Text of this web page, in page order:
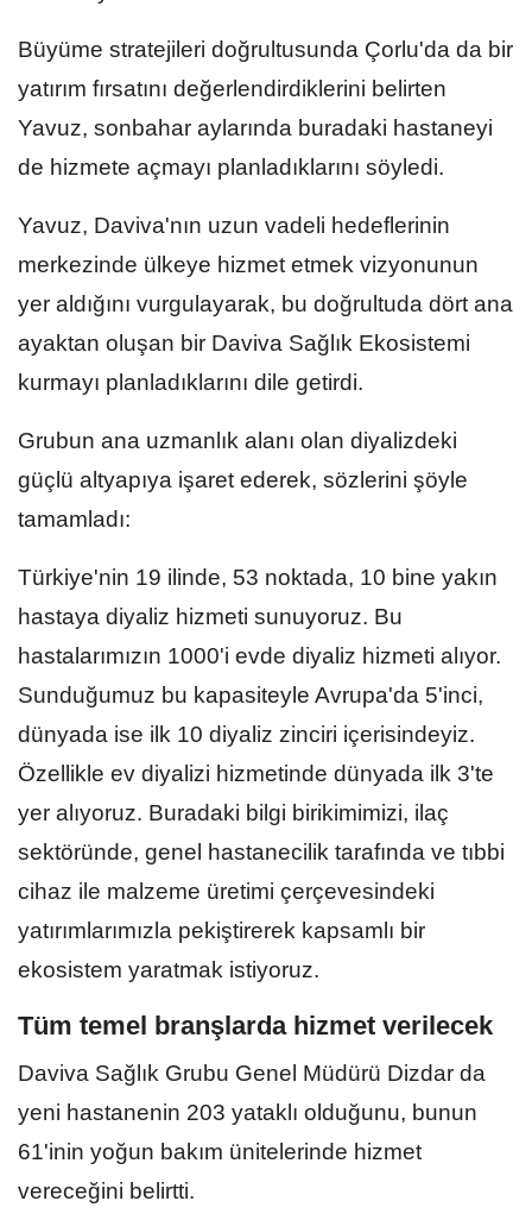
Büyüme stratejileri doğrultusunda Çorlu'da da bir
yatırım fırsatını değerlendirdiklerini belirten
Yavuz, sonbahar aylarında buradaki hastaneyi
de hizmete açmayı planladıklarını söyledi.
Yavuz, Daviva'nın uzun vadeli hedeflerinin
merkezinde ülkeye hizmet etmek vizyonunun
yer aldığını vurgulayarak, bu doğrultuda dört ana
ayaktan oluşan bir Daviva Sağlık Ekosistemi
kurmayı planladıklarını dile getirdi.
Grubun ana uzmanlık alanı olan diyalizdeki
güçlü altyapıya işaret ederek, sözlerini şöyle
tamamladı:
Türkiye'nin 19 ilinde, 53 noktada, 10 bine yakın
hastaya diyaliz hizmeti sunuyoruz. Bu
hastalarımızın 1000'i evde diyaliz hizmeti alıyor.
Sunduğumuz bu kapasiteyle Avrupa'da 5'inci,
dünyada ise ilk 10 diyaliz zinciri içerisindeyiz.
Özellikle ev diyalizi hizmetinde dünyada ilk 3'te
yer alıyoruz. Buradaki bilgi birikimimizi, ilaç
sektöründe, genel hastanecilik tarafında ve tıbbi
cihaz ile malzeme üretimi çerçevesindeki
yatırımlarımızla pekiştirerek kapsamlı bir
ekosistem yaratmak istiyoruz.
Tüm temel branşlarda hizmet verilecek
Daviva Sağlık Grubu Genel Müdürü Dizdar da
yeni hastanenin 203 yataklı olduğunu, bunun
61'inin yoğun bakım ünitelerinde hizmet
vereceğini belirtti.